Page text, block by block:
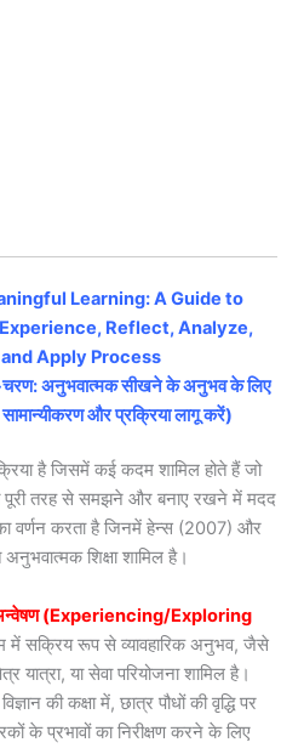
Learning: A Guide to
Reflect, Analyze,
Apply Process
अनुभवात्मक सीखने के अनुभव के लिए
और प्रक्रिया लागू करें)
है जिसमें कई कदम शामिल होते हैं जो
पूरी तरह से समझने और बनाए रखने में मदद
वर्णन करता है जिनमें हेन्स (2007) और
शिक्षा शामिल है।
(Experiencing/Exploring
में सक्रिय रूप से व्यावहारिक अनुभव, जैसे
यात्रा, या सेवा परियोजना शामिल है।
की कक्षा में, छात्र पौधों की वृद्धि पर
के प्रभावों का निरीक्षण करने के लिए